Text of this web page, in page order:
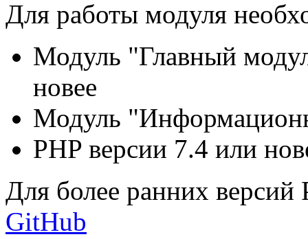
Для работы модуля
Модуль "Главный
новее
Модуль
PHP версии 7.4 или
Для более ранних версий
GitHub